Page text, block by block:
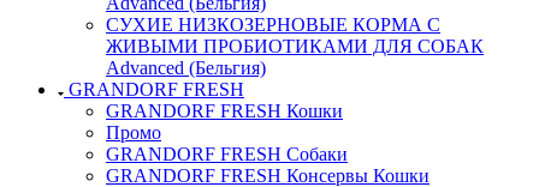
СУХИЕ НИЗКОЗЕРНОВЫЕ КОРМА С
ЖИВЫМИ ПРОБИОТИКАМИ ДЛЯ СОБАК
Advanced (Бельгия)
GRANDORF FRESH
GRANDORF FRESH Кошки
Промо
GRANDORF FRESH Собаки
GRANDORF FRESH Консервы Кошки